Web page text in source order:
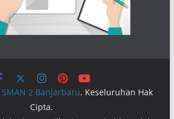
SMAN 2 Banjarbaru. Keseluruhan Hak
Cipta.